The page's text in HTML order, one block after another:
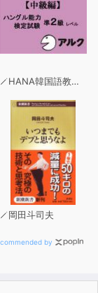
たいことではな
けれど、なかな
学びを得るこ
それを追い続け
ネスに結びつけ
HANA韓国語教育研究会
岡田斗司夫
by